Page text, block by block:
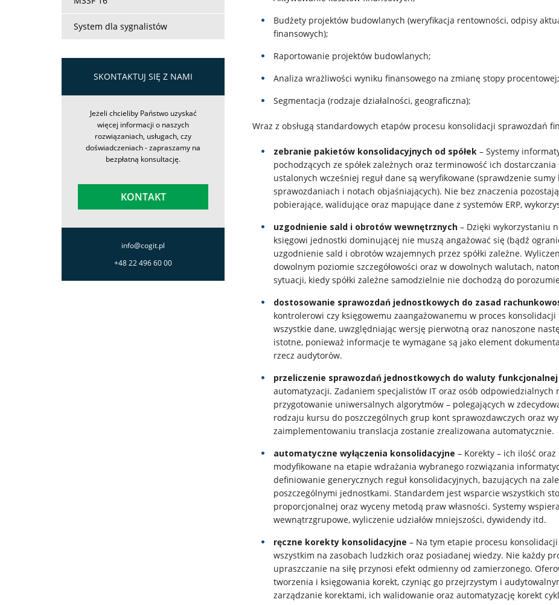
Kariera
firmie
System dla sygnalistów
SKONTAKTUJ SIĘ Z NAMI
Jeżeli chcieliby Państwo uzyskać
więcej informacji o naszych
rozwiązaniach, usługach, czy
doświadczeniach - zapraszamy na
bezpłatną konsultację.
KONTAKT
info@cogit.pl
+48 22 496 60 00
Budżety projektów budowlanych (weryfikacja rentowności, odpisy
finansowych);
Raportowanie projektów budowlanych;
Analiza wrażliwości wyniku finansowego na zmianę stopy procentowej;
Segmentacja (rodzaje działalności, geograficzna);
Wraz z obsługą standardowych etapów procesu konsolidacji sprawozdań
zebranie pakietów konsolidacyjnych od spółek– Systemy
pochodzących ze spółek zależnych oraz terminowość ich
ustalonych wcześniej reguł dane są weryfikowane (sprawdzenie
sprawozdaniach i notach objaśniających). Nie bez znaczenia
pobierające, walidujące oraz mapujące dane z systemów ERP,
uzgodnienie sald i obrotów wewnętrznych– Dzięki wykorzystaniu
księgowi jednostki dominującej nie muszą angażować się (bądź
uzgodnienie sald i obrotów wzajemnych przez spółki zależne.
dowolnym poziomie szczegółowości oraz w dowolnych walutach,
sytuacji, kiedy spółki zależne samodzielnie nie dochodzą do
dostosowanie sprawozdań jednostkowych do zasad
kontrolerowi czy księgowemu zaangażowanemu w proces
wszystkie dane, uwzględniając wersję pierwotną oraz nanoszone
istotne, ponieważ informacje te wymagane są jako element
rzecz audytorów.
przeliczenie sprawozdań jednostkowych do waluty funkcjonalnej
automatyzacji. Zadaniem specjalistów IT oraz osób odpowiedzialnych
przygotowanie uniwersalnych algorytmów – polegających w
rodzaju kursu do poszczególnych grup kont sprawozdawczych oraz
zaimplementowaniu translacja zostanie zrealizowana automatycznie.
automatyczne wyłączenia konsolidacyjne – Korekty – ich ilość
modyfikowane na etapie wdrażania wybranego rozwiązania
definiowanie generycznych reguł konsolidacyjnych, bazujących na
poszczególnymi jednostkami. Standardem jest wsparcie wszystkich
proporcjonalnej oraz wyceny metodą praw własności. Systemy
wewnątrzgrupowe, wyliczenie udziałów mniejszości, dywidendy itd.
ręczne korekty konsolidacyjne – Na tym etapie procesu
wszystkim na zasobach ludzkich oraz posiadanej wiedzy. Nie każdy
upraszczanie na siłę przynosi efekt odmienny od zamierzonego.
tworzenia i księgowania korekt, czyniąc go przejrzystym i
zarządzanie korektami, ich walidowanie oraz automatyzację korekt